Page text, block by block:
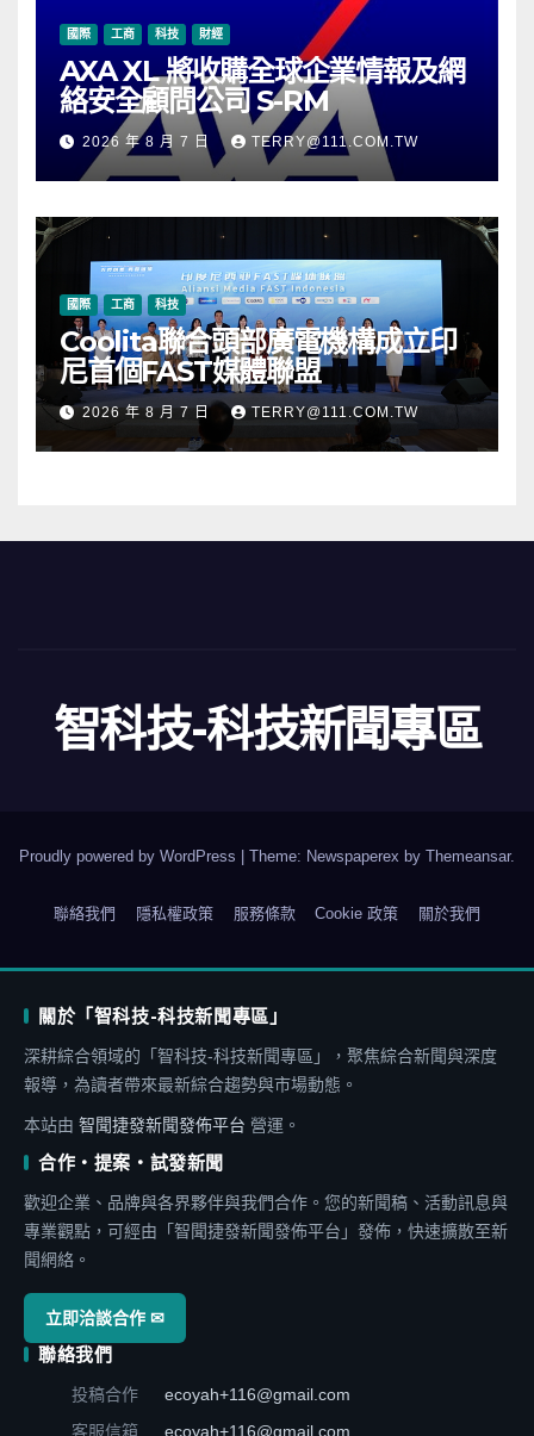
國際 工商 科技 財經
AXA XL 將收購全球企業情報及網
絡安全顧問公司 S-RM
2026 年 8 月 7 日 TERRY@111.COM.TW
國際 工商 科技
Coolita聯合頭部廣電機構成立印
尼首個FAST媒體聯盟
2026 年 8 月 7 日 TERRY@111.COM.TW
智科技-科技新聞專區
Proudly powered by WordPress Theme: Newspaperex by Themeansar.
聯絡我們 隱私權政策 服務條款 Cookie 政策 關於我們
關於「智科技-科技新聞專區」
深耕綜合領域的「智科技-科技新聞專區」，聚焦綜合新聞與深度
報導，為讀者帶來最新綜合趨勢與市場動態。
本站由 智聞捷發新聞發佈平台 營運。
合作・提案・試發新聞
歡迎企業、品牌與各界夥伴與我們合作。您的新聞稿、活動訊息與
專業觀點，可經由「智聞捷發新聞發佈平台」發佈，快速擴散至新
聞網絡。
立即洽談合作 ✉
聯絡我們
投稿合作
ecoyah+116@gmail.com
客服信箱
ecoyah+116@gmail.com